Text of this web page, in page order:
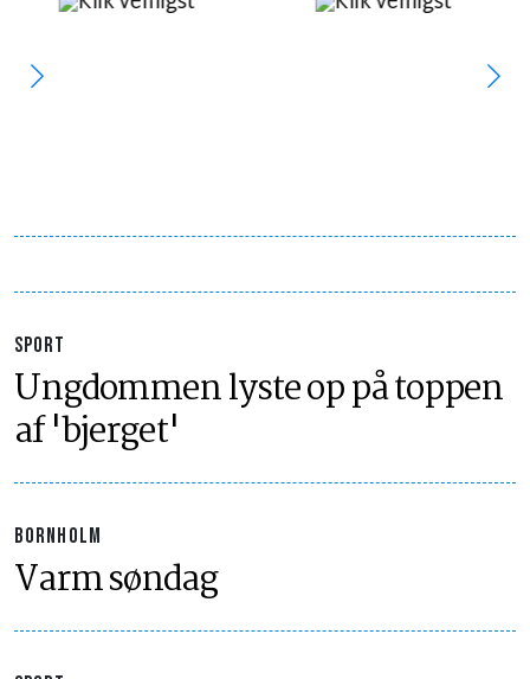
SPORT
Ungdommen lyste op på toppen
af 'bjerget'
BORNHOLM
Varm søndag